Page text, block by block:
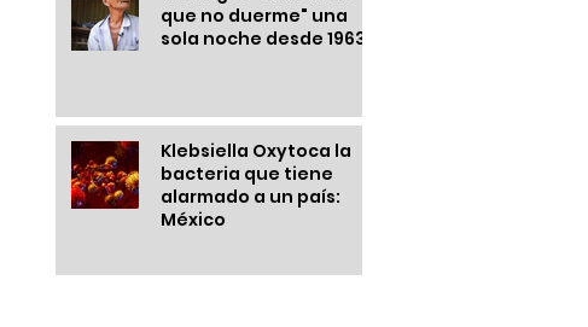
que no duerme" una
sola noche desde 1963
Klebsiella Oxytoca la
bacteria que tiene
alarmado a un país:
México